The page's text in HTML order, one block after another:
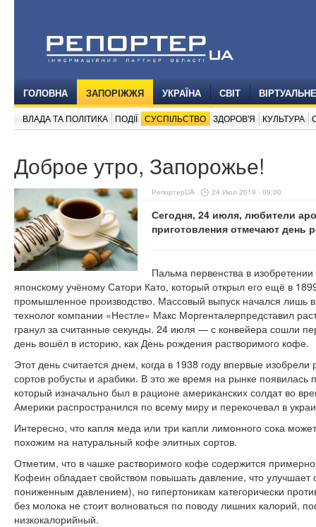
ГОЛОВНА ЗАПОРІЖЖЯ УКРАЇНА СВІТ
ВЛАДА ТА ПОЛІТИКА ПОДІЇ СУСПІЛЬСТВО ЗДОРОВ'Я КУЛЬТУРА
Доброе утро, Запорожье!
РепортерUA 24 Июл 2019 - 09:00
Сегодня, 24 июля, любители
приготовления отмечают день
Пальма первенства в
японскому учёному Сатори Като, который открыл его ещё в
промышленное производство. Массовый выпуск начался лишь в
технолог компании «Нестле» Макс Моргенталерпредставил
гранул за считанные секунды. 24 июля — с конвейера сошли
день вошёл в историю, как День рождения растворимого кофе.
Этот день считается днем, когда в 1938 году впервые
сортов робусты и арабики. В это же время на рынке появилась
который изначально был в рационе американских солдат во
Америки распространился по всему миру и перекочевал в
Интересно, что капля меда или три капли лимонного сока
похожим на натуральный кофе элитных сортов.
Отметим, что в чашке растворимого кофе содержится
Кофеин обладает свойством повышать давление, что улучшает
пониженным давлением), но гипертоникам категорически
без молока не стоит волноваться по поводу лишних калорий,
низкокалорийный.